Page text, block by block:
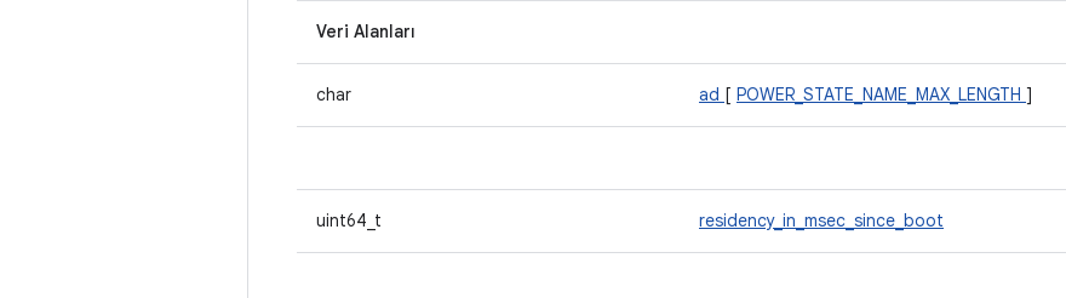
Veri Alanları
char ad [ POWER_STATE_NAME_MAX_LENGTH ]
uint64_t residency_in_msec_since_boot